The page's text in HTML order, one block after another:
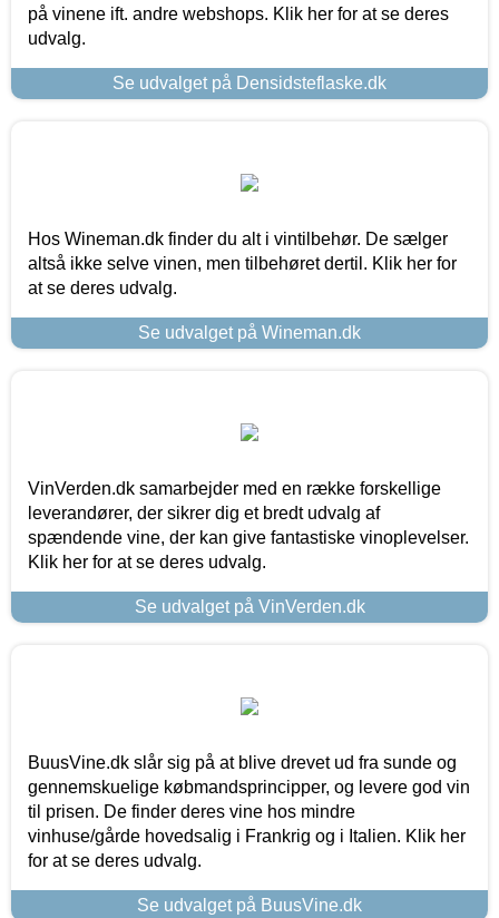
på vinene ift. andre webshops. Klik her for at se deres
udvalg.
Se udvalget på Densidsteflaske.dk
Hos Wineman.dk finder du alt i vintilbehør. De sælger
altså ikke selve vinen, men tilbehøret dertil. Klik her for
at se deres udvalg.
Se udvalget på Wineman.dk
VinVerden.dk samarbejder med en række forskellige
leverandører, der sikrer dig et bredt udvalg af
spændende vine, der kan give fantastiske vinoplevelser.
Klik her for at se deres udvalg.
Se udvalget på VinVerden.dk
BuusVine.dk slår sig på at blive drevet ud fra sunde og
gennemskuelige købmandsprincipper, og levere god vin
til prisen. De finder deres vine hos mindre
vinhuse/gårde hovedsalig i Frankrig og i Italien. Klik her
for at se deres udvalg.
Se udvalget på BuusVine.dk